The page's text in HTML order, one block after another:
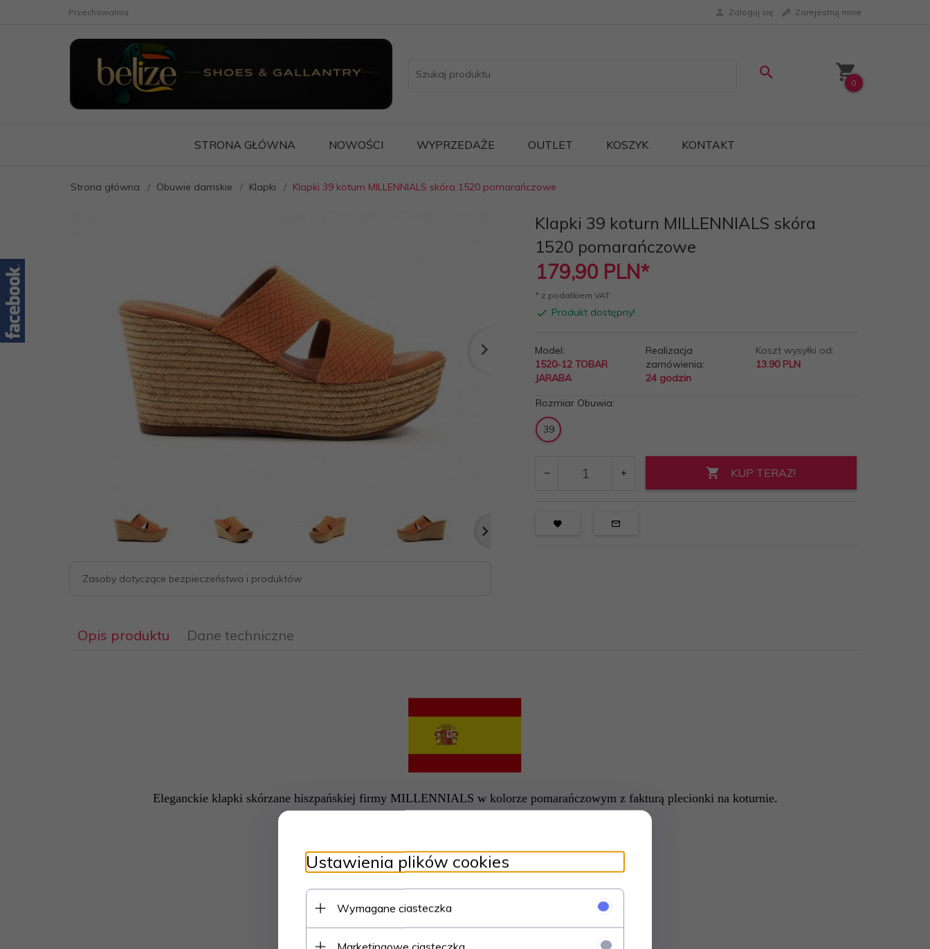
Przechowalnia Zaloguj się Zarejestruj mnie
0
STRONA GŁÓWNA NOWOŚCI WYPRZEDAŻE OUTLET KOSZYK KONTAKT
Strona główna Obuwie damskie Klapki Klapki 39 koturn MILLENNIALS skóra 1520 pomarańczowe
Zasoby dotyczące bezpieczeństwa i produktów
Klapki 39 koturn MILLENNIALS skóra
1520 pomarańczowe
179,90 PLN*
* z podatkiem VAT
Produkt dostępny!
Model:
1520-12 TOBAR
JARABA
Realizacja
zamówienia:
24 godzin
Koszt wysyłki od:
13.90 PLN
Rozmiar Obuwia:
39
KUP TERAZ!
Opis produktu Dane techniczne
Eleganckie klapki skórzane hiszpańskiej firmy MILLENNIALS w kolorze pomarańczowym z fakturą plecionki na koturnie.
Wykonane są z wysokiej jakości skóry naturalnej nubukowej.
ROZMIAR - Długość wkładki
Ustawienia plików cookies
Wymagane ciasteczka
Marketingowe ciasteczka